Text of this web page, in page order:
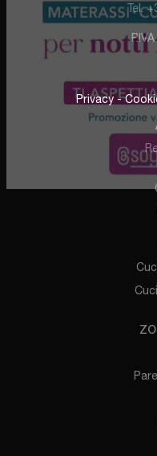
Tel.
Privacy -